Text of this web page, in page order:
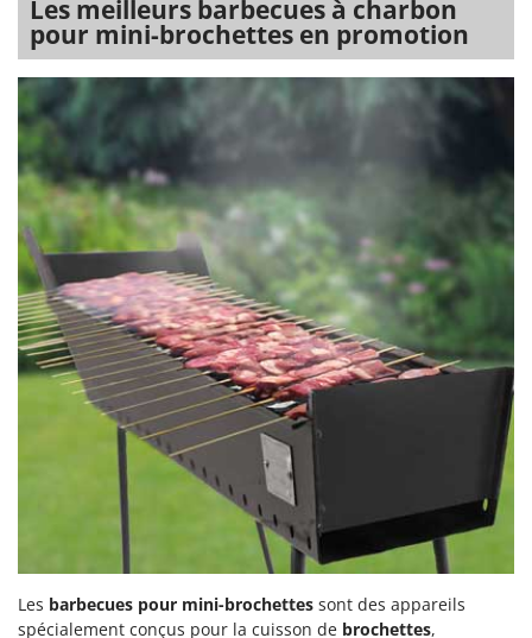
Santos
Sbaraglia
Schnitzer
Seven Italy
Shark
Silky
Simatech
Sirman
Skil
Smartwood
Smeg
Snapper
Solidur
Spice Electronics
Spiralmac
Spyro
Stanley
Les meilleurs barbecues à charbon
pour mini-brochettes en promotion
Les barbecues pour mini-brochettes sont des appareils
spécialement conçus pour la cuisson de brochettes,